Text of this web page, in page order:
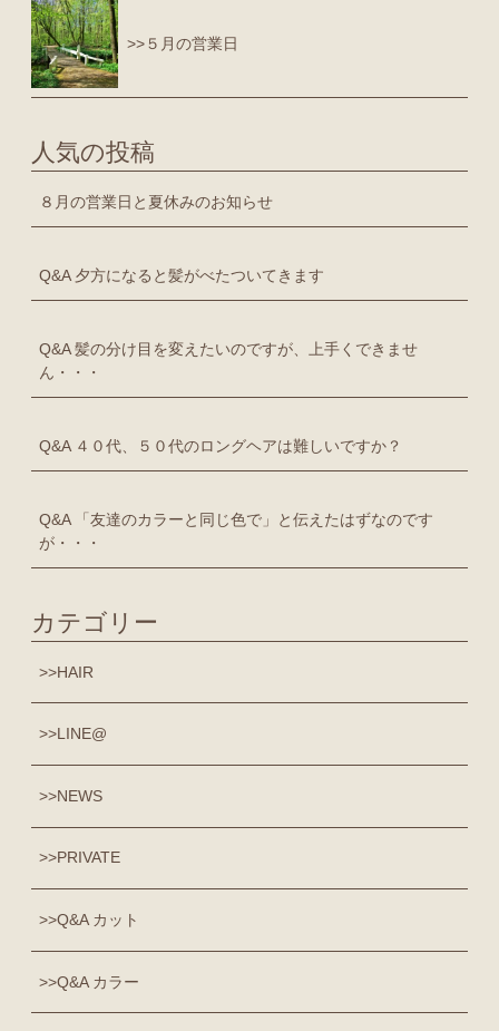
>>５月の営業日
人気の投稿
８月の営業日と夏休みのお知らせ
Q&A 夕方になると髪がべたついてきます
Q&A 髪の分け目を変えたいのですが、上手くできませ
ん・・・
Q&A ４０代、５０代のロングヘアは難しいですか？
Q&A 「友達のカラーと同じ色で」と伝えたはずなのです
が・・・
カテゴリー
HAIR
LINE@
NEWS
PRIVATE
Q&A カット
Q&A カラー